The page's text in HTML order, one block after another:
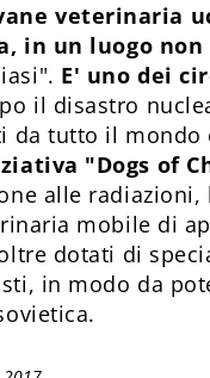
veterinaria
in un luogo non
E' uno dei
il disastro
da tutto il
"Dogs of
alle
mobile di
dotati di
in modo da